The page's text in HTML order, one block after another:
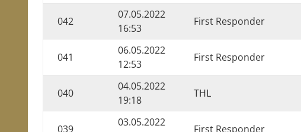
042
07.05.2022
16:53
First Responder
041
06.05.2022
12:53
First Responder
040
04.05.2022
19:18
THL
039
03.05.2022
First Responder